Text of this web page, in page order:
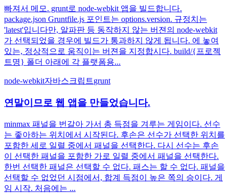
빠져서 메모. grunt로 node-webkit 앱을 빌드합니다.
package.json Gruntfile.js 포인트는 options.version. 규정치는
'latest'입니다만, 알파판 등 동작하지 않는 버젼의 node-webkit
가 선택되었을 경우에 빌드가 통과하지 않게 됩니다. 에 놓여
있는, 정상적으로 움직이는 버젼을 지정합시다. build/{프로젝
트명} 폴더 아래에 각 플랫폼용...
node-webkit자바스크립트grunt
연말이므로 웹 앱을 만들었습니다.
minmax 패널을 번갈아 가서 총 득점을 겨루는 게임이다. 선수
는 좋아하는 위치에서 시작된다. 후손은 선수가 선택한 위치를
포함한 세로 일렬 중에서 패널을 선택한다. 다시 선수는 후손
이 선택한 패널을 포함한 가로 일렬 중에서 패널을 선택한다.
한번 선택한 패널은 선택할 수 없다. 패스는 할 수 없다. 패널을
선택할 수 없었던 시점에서, 합계 득점이 높은 쪽의 승이다. 게
임 시작. 처음에는 ...